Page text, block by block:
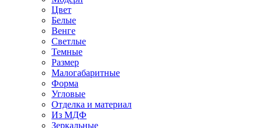
Цвет
Белые
Венге
Светлые
Темные
Размер
Малогабаритные
Форма
Угловые
Отделка и материал
Из МДФ
Зеркальные